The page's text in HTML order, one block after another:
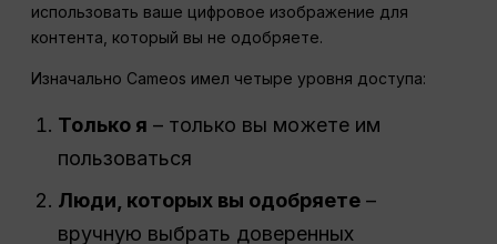
использовать ваше цифровое изображение для
контента, который вы не одобряете.
Изначально Cameos имел четыре уровня доступа:
Только я – только вы можете им
пользоваться
Люди, которых вы одобряете –
вручную выбрать доверенных